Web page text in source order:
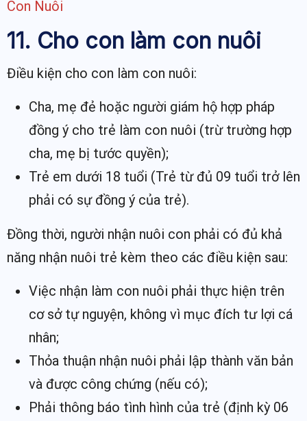
Con Nuôi
11. Cho con làm con nuôi
Điều kiện cho con làm con nuôi:
Cha, mẹ đẻ hoặc người giám hộ hợp pháp
đồng ý cho trẻ làm con nuôi (trừ trường hợp
cha, mẹ bị tước quyền);
Trẻ em dưới 18 tuổi (Trẻ từ đủ 09 tuổi trở lên
phải có sự đồng ý của trẻ).
Đồng thời, người nhận nuôi con phải có đủ khả
năng nhận nuôi trẻ kèm theo các điều kiện sau:
Việc nhận làm con nuôi phải thực hiện trên
cơ sở tự nguyện, không vì mục đích tư lợi cá
nhân;
Thỏa thuận nhận nuôi phải lập thành văn bản
và được công chứng (nếu có);
Phải thông báo tình hình của trẻ (định kỳ 06